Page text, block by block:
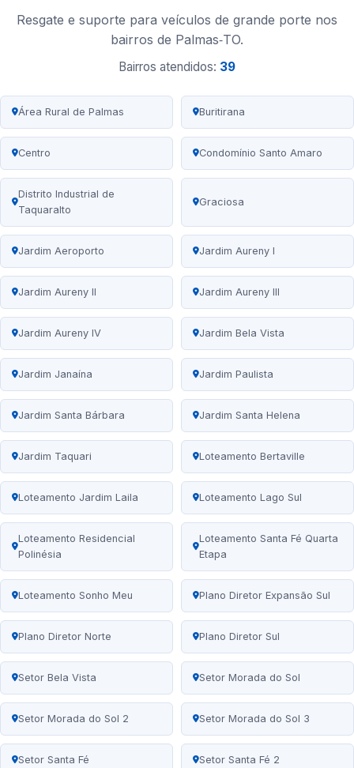
Resgate e suporte para veículos de grande porte nos
bairros de Palmas‑TO.
Bairros atendidos: 39
Área Rural de Palmas Buritirana
Centro Condomínio Santo Amaro
Distrito Industrial de
Taquaralto
Graciosa
Jardim Aeroporto Jardim Aureny I
Jardim Aureny II Jardim Aureny III
Jardim Aureny IV Jardim Bela Vista
Jardim Janaína Jardim Paulista
Jardim Santa Bárbara Jardim Santa Helena
Jardim Taquari Loteamento Bertaville
Loteamento Jardim Laila Loteamento Lago Sul
Loteamento Residencial
Polinésia
Loteamento Santa Fé Quarta
Etapa
Loteamento Sonho Meu Plano Diretor Expansão Sul
Plano Diretor Norte Plano Diretor Sul
Setor Bela Vista Setor Morada do Sol
Setor Morada do Sol 2 Setor Morada do Sol 3
Setor Santa Fé Setor Santa Fé 2